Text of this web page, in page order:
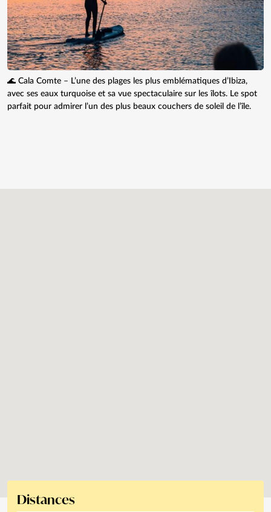
🌊 Cala Comte – L’une des plages les plus emblématiques d’Ibiza,
avec ses eaux turquoise et sa vue spectaculaire sur les îlots. Le spot
parfait pour admirer l’un des plus beaux couchers de soleil de l’île.
Distances